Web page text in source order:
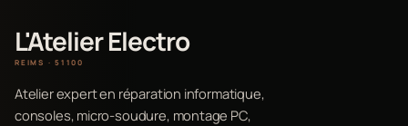
L'Atelier Electro
REIMS · 51100
Atelier expert en réparation informatique,
consoles, micro-soudure, montage PC,